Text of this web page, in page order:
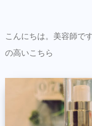
LINEからの
付けており
商品だけの
可能できます
Hair Trenza
こんにちは。美容師で
の高いこちら